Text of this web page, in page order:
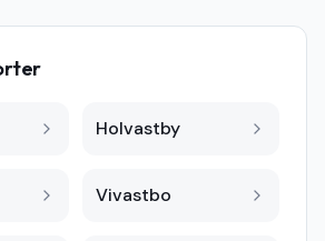
Holvastby
Vivastbo